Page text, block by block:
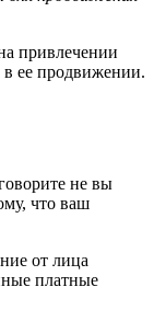
привлечении
в ее продвижении.
не вы
что ваш
от лица
платные